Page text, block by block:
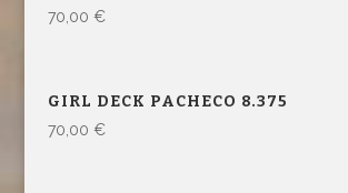
70,00 €
GIRL DECK PACHECO 8.375
70,00 €